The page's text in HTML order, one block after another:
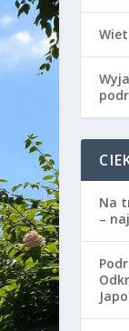
Na
–